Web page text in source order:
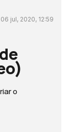
06 jul, 2020, 12:59
o